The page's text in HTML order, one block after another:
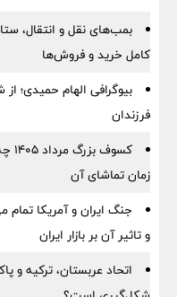
بمب‌های نقل و انتقال،
کامل خرید و فروش‌ها
بیوگرافی الهام حمیدی؛
فرزندان
زمان تماشای آن
و تاثیر آن بر بازار ایران
اتحاد عربستان، ترکیه و